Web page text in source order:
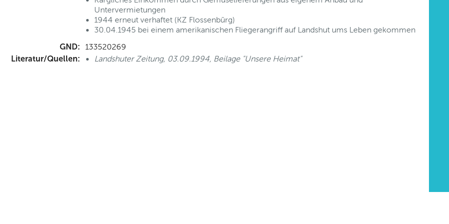
Untervermietungen
1944 erneut verhaftet (KZ Flossenbürg)
30.04.1945 bei einem amerikanischen Fliegerangriff auf Landshut ums Leben gekommen
GND: 133520269
Literatur/Quellen: Landshuter Zeitung, 03.09.1994, Beilage "Unsere Heimat"